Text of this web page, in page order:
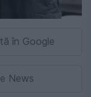
în Google
News